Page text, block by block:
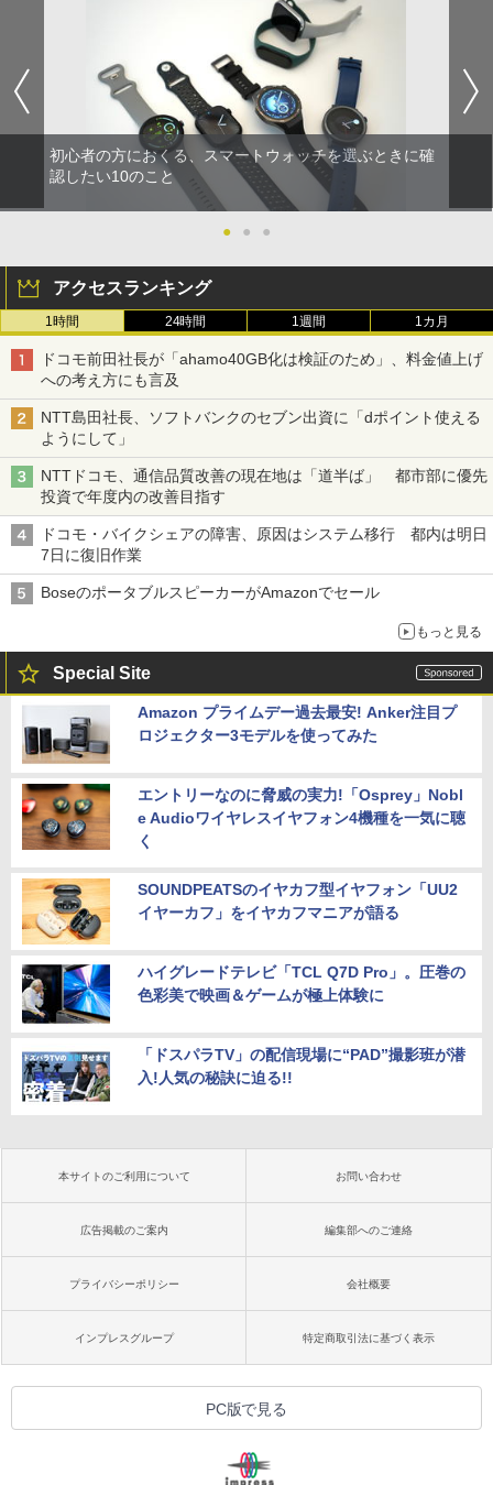
初心者の方におくる、スマートウォッチを選ぶときに確
認したい10のこと
● ● ●
アクセスランキング
1時間 24時間 1週間 1カ月
ドコモ前田社長が「ahamo40GB化は検証のため」、料金値上げ
への考え方にも言及
NTT島田社長、ソフトバンクのセブン出資に「dポイント使える
ようにして」
NTTドコモ、通信品質改善の現在地は「道半ば」 都市部に優先
投資で年度内の改善目指す
ドコモ・バイクシェアの障害、原因はシステム移行 都内は明日
7日に復旧作業
BoseのポータブルスピーカーがAmazonでセール
もっと見る
Special Site
Amazon プライムデー過去最安! Anker注目プ
ロジェクター3モデルを使ってみた
エントリーなのに脅威の実力!「Osprey」Nobl
e Audioワイヤレスイヤフォン4機種を一気に聴
く
SOUNDPEATSのイヤカフ型イヤフォン「UU2
イヤーカフ」をイヤカフマニアが語る
ハイグレードテレビ「TCL Q7D Pro」。圧巻の
色彩美で映画＆ゲームが極上体験に
「ドスパラTV」の配信現場に“PAD”撮影班が潜
入!人気の秘訣に迫る!!
本サイトのご利用について お問い合わせ
広告掲載のご案内 編集部へのご連絡
プライバシーポリシー 会社概要
インプレスグループ 特定商取引法に基づく表示
PC版で見る